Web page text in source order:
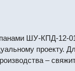
ШУ-КПД-12-
проекту.
–